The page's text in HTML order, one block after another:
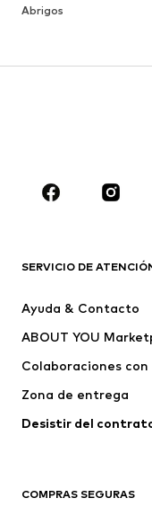
Abrigos
Faldas
Zapatos
Vestidos
Camisetas y tops
Chaquetas
Ropa interior
Abrigos
Tallas grandes
SERVICIO DE
Ayuda & Contacto
ABOUT YOU
Colaboraciones
Zona de entrega
Desistir del
COMPRAS SEGURAS